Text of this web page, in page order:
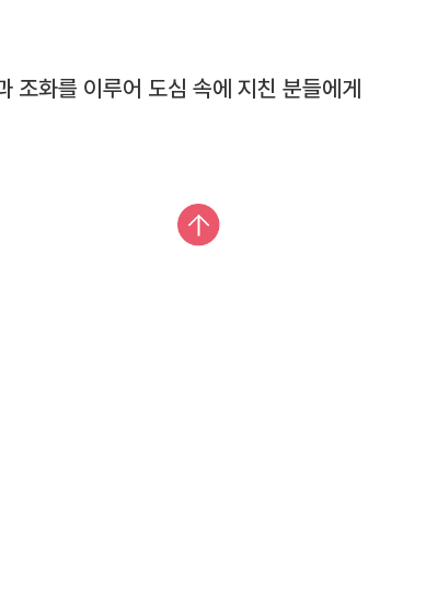
조화를 이루어 도심 속에 지친 분들에게